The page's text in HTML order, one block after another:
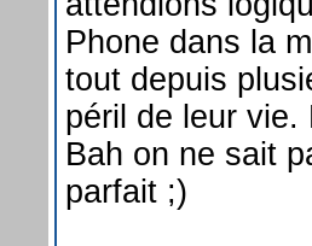
Phone dans la
tout depuis
péril de leur vie.
Bah on ne sait
parfait ;)